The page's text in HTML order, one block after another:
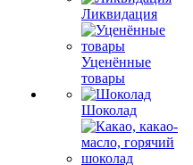
Ликвидация
Уценённые
товары
Шоколад